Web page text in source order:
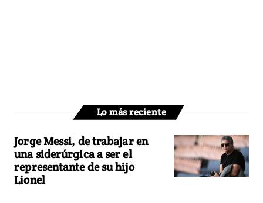
Lo más reciente
Jorge Messi, de trabajar en
una siderúrgica a ser el
representante de su hijo
Lionel